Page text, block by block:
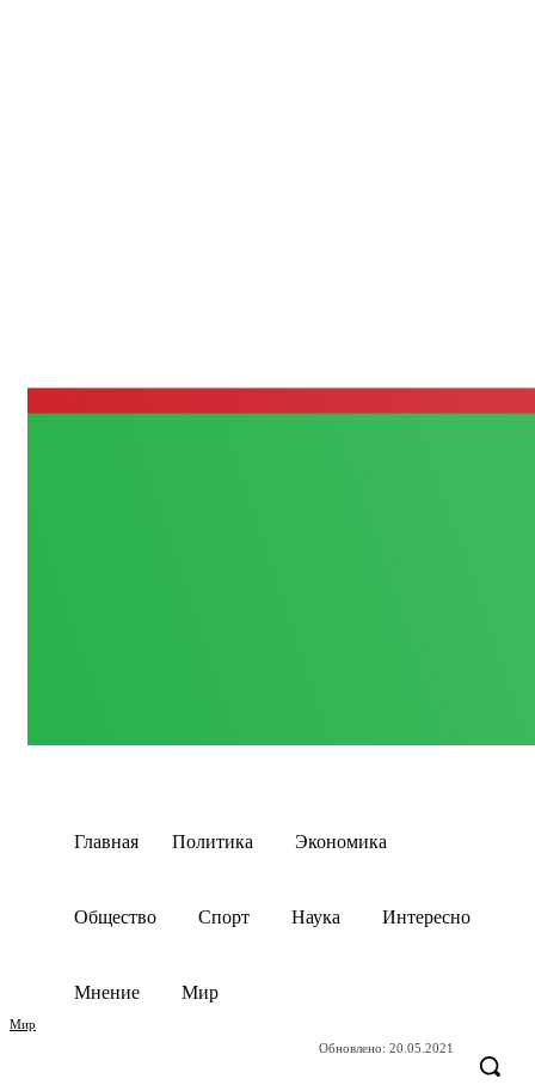
Главная Политика Экономика
Общество Спорт Наука Интересно
Мнение Мир
Мир
Обновлено: 20.05.2021